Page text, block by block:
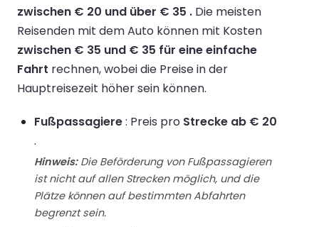
zwischen € 20 und über € 35 . Die meisten
Reisenden mit dem Auto können mit Kosten
zwischen € 35 und € 35 für eine einfache
Fahrt rechnen, wobei die Preise in der
Hauptreisezeit höher sein können.
Fußpassagiere: Preis pro Strecke ab € 20
.
Hinweis:Die Beförderung von Fußpassagieren
ist nicht auf allen Strecken möglich, und die
Plätze können auf bestimmten Abfahrten
begrenzt sein.